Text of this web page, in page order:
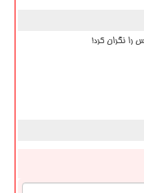
را نگران کرد!